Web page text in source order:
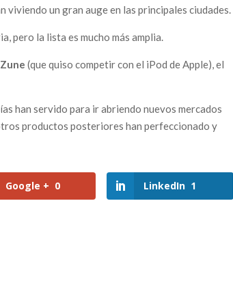
un gran auge en las principales ciudades.
pero la lista es mucho más amplia.
(que quiso competir con el iPod de Apple), el
han servido para ir abriendo nuevos mercados
productos posteriores han perfeccionado y
Google + 0 LinkedIn 1